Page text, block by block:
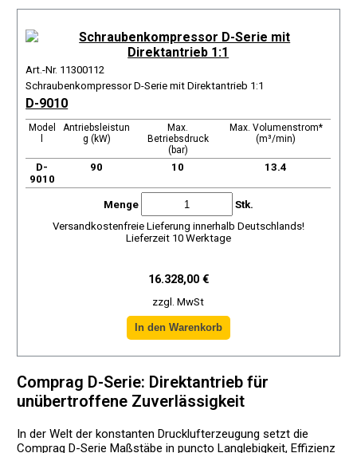
Art.-Nr. 11300112
Schraubenkompressor D-Serie mit Direktantrieb 1:1
D-9010
Model
Antriebsleistun
g (kW)
Max.
Betriebsdruck
(bar)
Max. Volumenstrom*
(m³/min)
D-
9010
90 10 13.4
Menge
Stk.
Versandkostenfreie Lieferung innerhalb Deutschlands!
Lieferzeit 10 Werktage
16.328,00 €
zzgl. MwSt
Comprag D-Serie: Direktantrieb für
unübertroffene Zuverlässigkeit
In der Welt der konstanten Drucklufterzeugung setzt die
Comprag D-Serie Maßstäbe in puncto Langlebigkeit, Effizienz